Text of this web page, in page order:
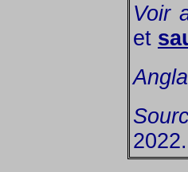
Voir
et
2022.